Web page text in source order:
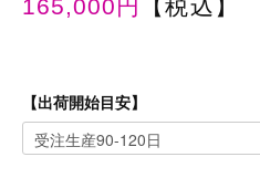
165,000円 【税込】
【出荷開始目安】